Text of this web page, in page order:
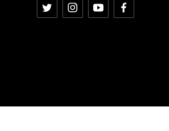
Twitter InstagramYouTubeFacebook